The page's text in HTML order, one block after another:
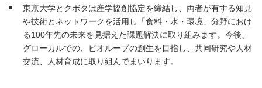
東京大学とクボタは産学協創協定を締結し、両者が有する知見
や技術とネットワークを活用し「食料・水・環境」分野におけ
る100年先の未来を見据えた課題解決に取り組みます。今後、
グローカルでの、ビオループの創生を目指し、共同研究や人材
交流、人材育成に取り組んでまいります。